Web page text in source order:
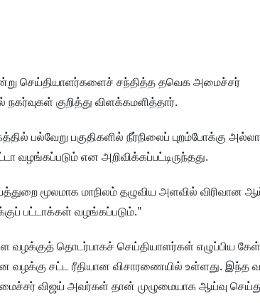
இன்று செய்தியாளர்களைச் சந்தித்த தவெக அமைச்சர்
குறித்து விளக்கமளித்தார்.
பல்வேறு பகுதிகளில் நீர்நிலைப் புறம்போக்கு
வழங்கப்படும் என அறிவிக்கப்பட்டிருந்தது.
மூலமாக மாநிலம் தழுவிய அளவில் விரிவான
பட்டாக்கள் வழங்கப்படும்."
தொடர்பாகச் செய்தியாளர்கள் எழுப்பிய
வழக்கு சட்ட ரீதியான விசாரணையில் உள்ளது. இந்த
விஜய் அவர்கள் தான் முழுமையாக ஆய்வு செய்து